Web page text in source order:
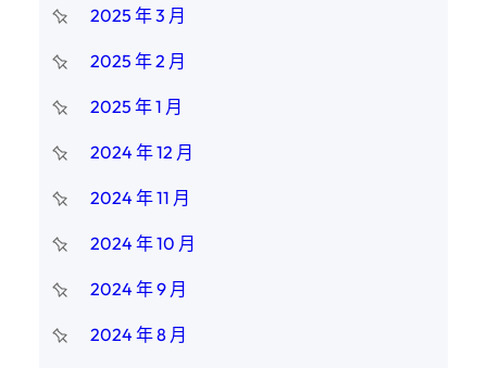
2025 年 3 月
2025 年 2 月
2025 年 1 月
2024 年 12 月
2024 年 11 月
2024 年 10 月
2024 年 9 月
2024 年 8 月